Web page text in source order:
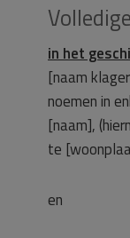
in het
[naam
noemen in
[naam],
te
en